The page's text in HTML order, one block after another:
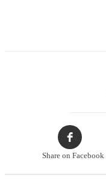
Share on Facebook